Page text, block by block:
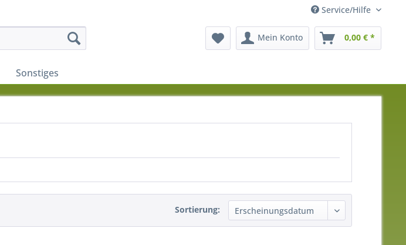
Service/Hilfe
Mein Konto 0,00 € *
Sonstiges
Sortierung: